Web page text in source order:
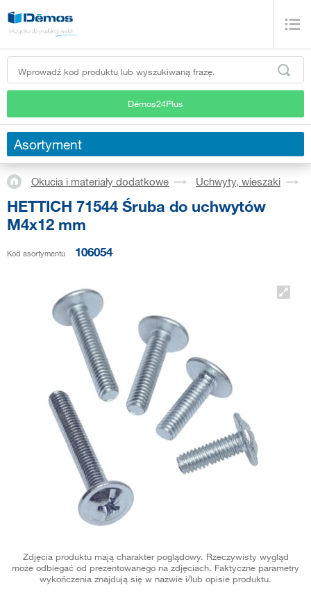
Démos24Plus
Asortyment
Okucia i materiały dodatkowe Uchwyty, wieszaki
HETTICH 71544 Śruba do uchwytów
M4x12 mm
Kod asortymentu 106054
Zdjęcia produktu mają charakter poglądowy. Rzeczywisty wygląd
może odbiegać od prezentowanego na zdjęciach. Faktyczne parametry
wykończenia znajdują się w nazwie i/lub opisie produktu.